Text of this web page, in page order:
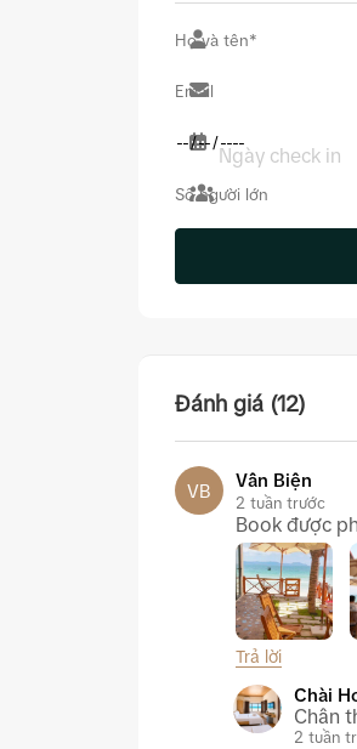
Ngày check in
Đánh giá (12)
VB
Vân Biện
2 tuần trước
Book được
Trả lời
Chài
Chân
2 tuần